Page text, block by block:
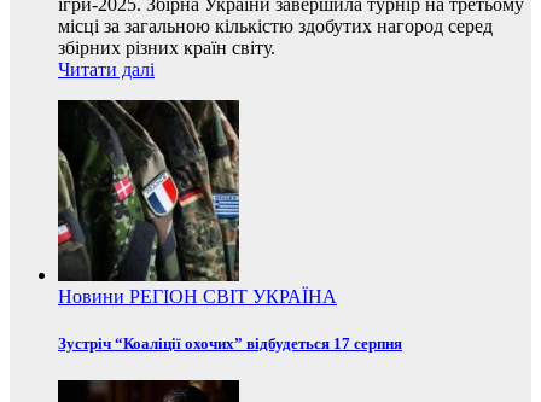
місці за загальною кількістю здобутих нагород серед
збірних різних країн світу.
Читати далі
Новини РЕГІОН СВІТ УКРАЇНА
Зустріч “Коаліції охочих” відбудеться 17 серпня